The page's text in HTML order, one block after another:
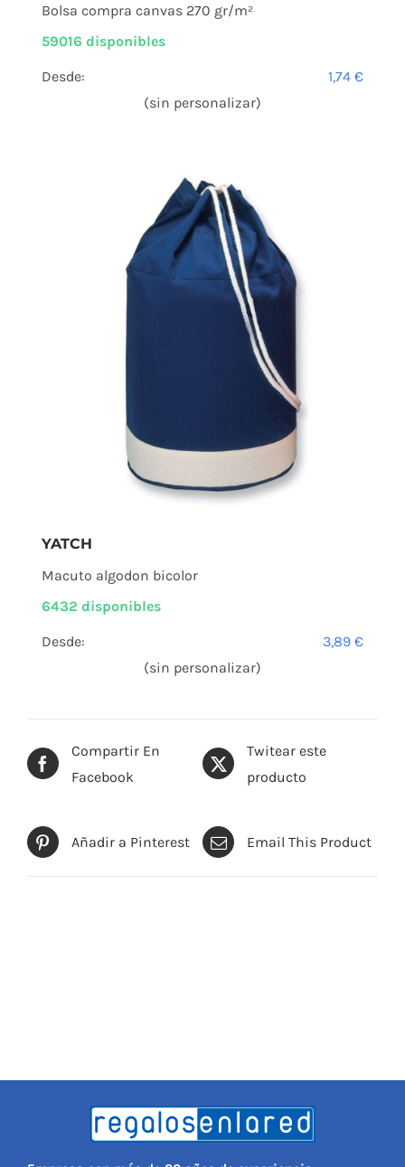
Compartir En
Facebook
Twitear este
producto
Añadir a Pinterest Email This Product
Bolsa compra canvas 270 gr/m²
59016 disponibles
Desde: 1,74€
(sin personalizar)
YATCH
Macuto algodon bicolor
6432 disponibles
Desde: 3,89€
(sin personalizar)